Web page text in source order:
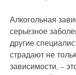
Алкогольная
серьезное
другие
страдают не
зависимости, –